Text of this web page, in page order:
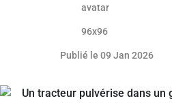
Publié le 09 Jan 202608